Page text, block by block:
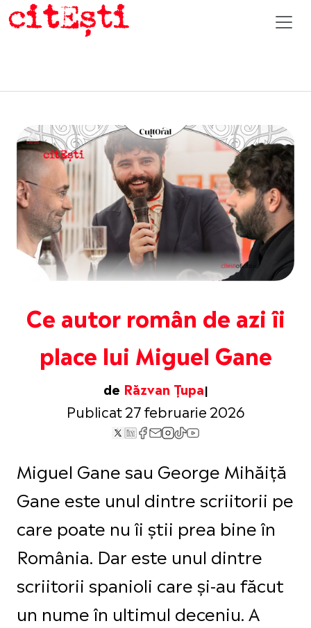
Ce autor român de azi îi
place lui Miguel Gane
de Răzvan Țupa
Publicat 27 februarie 2026
Miguel Gane sau George Mihăiță
Gane este unul dintre scriitorii pe
care poate nu îi știi prea bine în
România. Dar este unul dintre
scriitorii spanioli care și-au făcut
un nume în ultimul deceniu. A